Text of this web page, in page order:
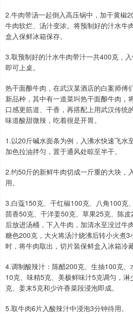
2.牛肉带汤一起倒入高压锅中，加干黄椒
牛肉软烂、汤汁变浓。将预制好的汁水牛
盒入保鲜冰箱保存。
3.取预制好的汁水牛肉带汁一共400克，
即可上桌。
热干面酿牛肉，在武汉某酒店的白案师傅
新品种，其中有一道菜叫热干面酿牛肉，
口感更筋道、干香，再搭配上用武汉传统
味道酸甜微辣，吃着很是开胃。
1.以20斤碱水面条为例，入沸水快速飞水
加色拉油拌匀，置于通风处晾至半干。
2.约50斤的新鲜牛肉切成一斤重的大块，
用。
3.白蔻150克、干红椒100克、八角100克
茴香50克、干洋姜50克、草果25克、陈
后放进汤桶，下入牛肉，加清水至没过牛
糖色200克，大火将汤汁烧沸后转小火煮
时，将牛肉取出，切片装保鲜盒入冰箱冷藏
4.调制酸辣汁：陈醋200克、生抽100克
10克、味精5克、美极鲜味汁5克调匀，
克、姜末5克和少许香菜段浸泡即成。
5.取牛肉6片入酸辣汁中浸泡3分钟待用。